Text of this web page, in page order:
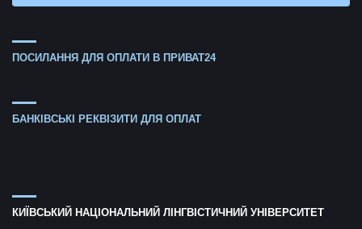
ПОСИЛАННЯ ДЛЯ ОПЛАТИ В ПРИВАТ24
БАНКІВСЬКІ РЕКВІЗИТИ ДЛЯ ОПЛАТ
КИЇВСЬКИЙ НАЦІОНАЛЬНИЙ ЛІНГВІСТИЧНИЙ УНІВЕРСИТЕТ